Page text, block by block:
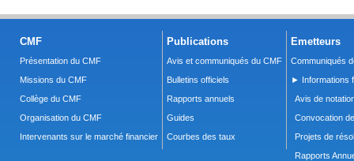
CMF
Présentation du CMF
Missions du CMF
Collège du CMF
Organisation du CMF
Intervenants sur le marché financier
Publications
Avis et communiqués du CMF
Bulletins officiels
Rapports annuels
Guides
Courbes des taux
Emetteurs
Communiqués
► Informations
Avis de
Convocation
Projets de
Rapports